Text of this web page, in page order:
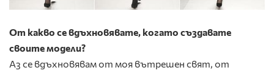
От какво се вдъхновявате, когато създавате
своите модели?
Аз се вдъхновявам от моя вътрешен свят, от